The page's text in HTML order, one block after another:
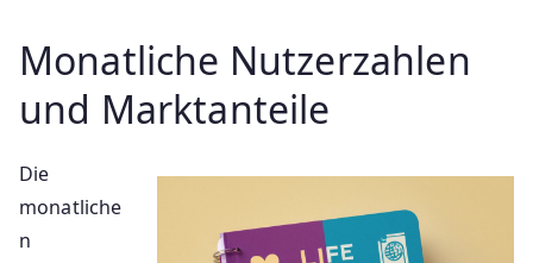
Monatliche Nutzerzahlen
und Marktanteile
Die
monatliche
n